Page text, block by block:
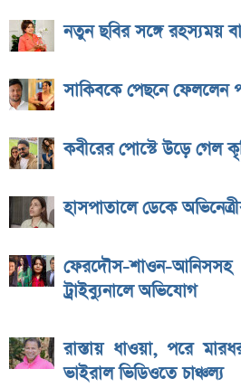
নতুন ছবির সঙ্গে রহস্যময়
সাকিবকে পেছনে ফেললেন
কবীরের পোস্টে উড়ে গেল
হাসপাতালে ডেকে
ফেরদৌস-শাওন-
ট্রাইব্যুনালে অভিযোগ
রাস্তায় ধাওয়া, পরে
ভাইরাল ভিডিওতে চাঞ্চল্য